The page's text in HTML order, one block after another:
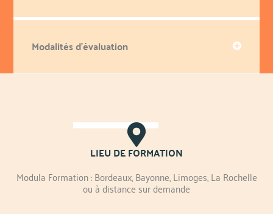
Modalités d'évaluation
LIEU DE FORMATION
Modula Formation : Bordeaux, Bayonne, Limoges, La Rochelle
ou à distance sur demande